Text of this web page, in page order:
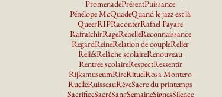
PromenadePrésentPuissance
Pénélope McQuadeQuand le jazz est là
QueerRIPRaconterRafael Payare
RafraîchirRageRebelleReconnaissance
RegardReineRelation de coupleRelier
ReliésRelâche scolaireRenouveau
Rentrée scolaireRespectRessentir
RijksmuseumRireRituelRosa Montero
RuelleRuisseauRêveSacre du printemps
SacrificeSacréSangSemaineSignesSilence